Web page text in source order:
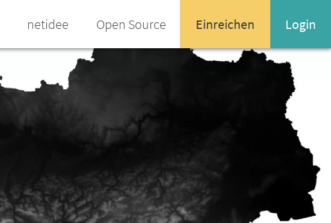
netidee Open Source Einreichen Login
Name oder Email-Adresse
Enter your username or email address
Passwort vergessen